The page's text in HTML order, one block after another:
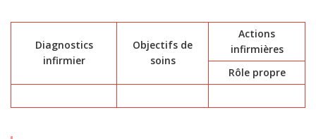
Diagnostics
infirmier
Objectifs de
soins
Actions
infirmières
Rôle propre